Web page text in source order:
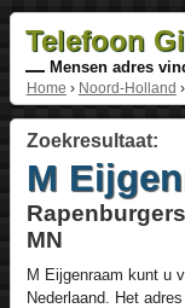
Telefoon
Mensen adres
Home › Noord-Holland ›
Zoekresultaat:
M
MN
M Eijgenraam kunt u
Nederlaand. Het